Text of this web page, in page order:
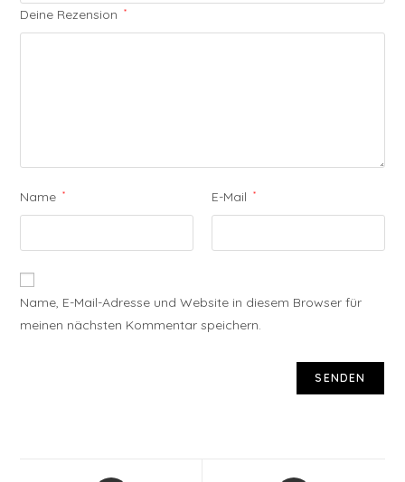
Deine Rezension *
Name * E-Mail *
Name, E-Mail-Adresse und Website in diesem Browser für
meinen nächsten Kommentar speichern.